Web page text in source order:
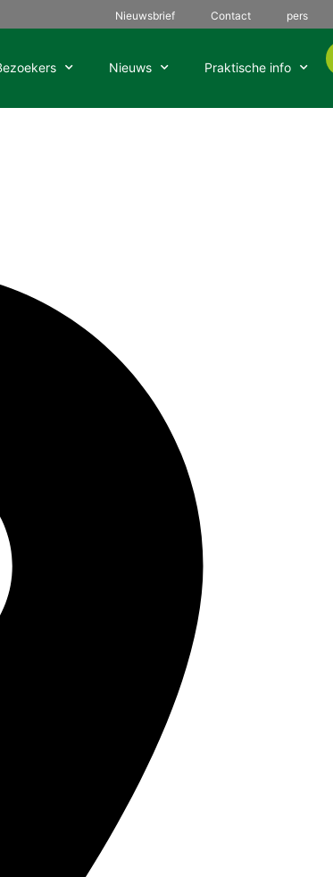
Nieuwsbrief Contact pers
Nieuws Praktische info